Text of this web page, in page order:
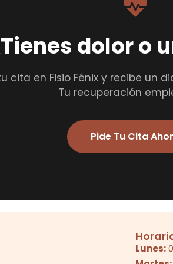
dolor o
cita en Fisio Fénix y recibe un
Tu recuperación
Pide Tu Cita
Lunes: